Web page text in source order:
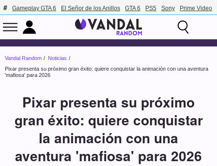
Gameplay GTA 6 El Señor de los Anillos GTA 6 PS5 Sony Prime Video
Vandal Random
Noticias
Pixar presenta su próximo gran éxito: quiere conquistar la animación con una aventura
'mafiosa' para 2026
Pixar presenta su próximo
gran éxito: quiere conquistar
la animación con una
aventura 'mafiosa' para 2026